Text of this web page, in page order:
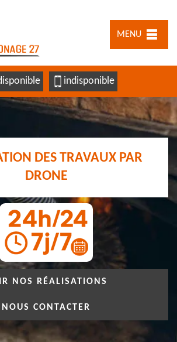
MENU
indisponible
DES TRAVAUX PAR
DRONE
NOS RÉALISATIONS
NOUS CONTACTER